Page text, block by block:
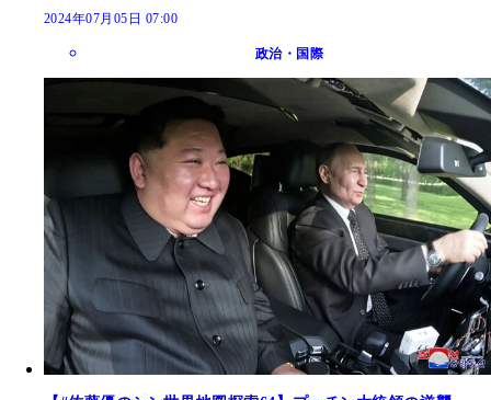
2024年07月05日 07:00
政治・国際